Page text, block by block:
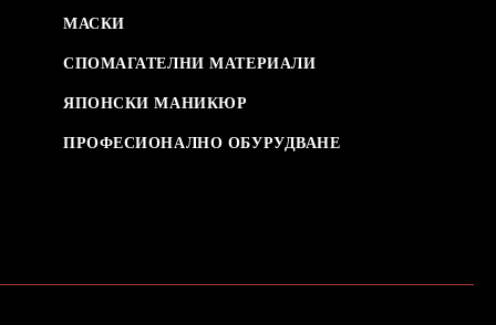
МАСКИ
СПОМАГАТЕЛНИ МАТЕРИАЛИ
ЯПОНСКИ МАНИКЮР
ПРОФЕСИОНАЛНО ОБУРУДВАНЕ